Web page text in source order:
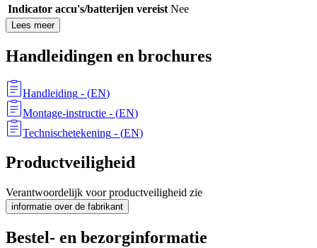
Indicator accu's/batterijen vereist Nee
Lees meer
Handleidingen en brochures
Handleiding - (EN)
Montage-instructie - (EN)
Technischetekening - (EN)
Productveiligheid
Verantwoordelijk voor productveiligheid zie
informatie over de fabrikant
Bestel- en bezorginformatie